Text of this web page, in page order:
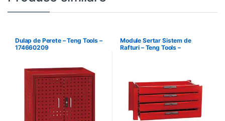
Dulap de Perete – Teng Tools –
174660209
Module Sertar Sistem de
Rafturi – Teng Tools –